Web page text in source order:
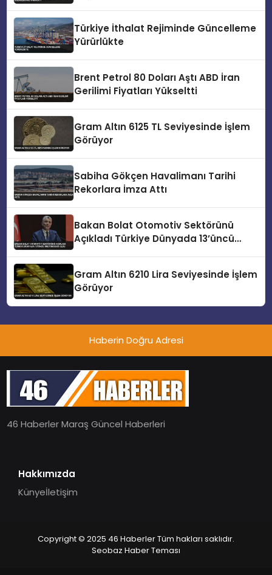
Türkiye İthalat Rejiminde Güncelleme
Yürürlükte
Brent Petrol 80 Doları Aştı ABD İran
Gerilimi Fiyatları Yükseltti
Gram Altın 6125 TL Seviyesinde İşlem
Görüyor
Sabiha Gökçen Havalimanı Tarihi
Rekorlara İmza Attı
Bakan Bolat Otomotiv Sektörünü
Açıkladı Türkiye Dünyada 13’üncü
Gram Altın 6210 Lira Seviyesinde İşlem
Görüyor
Haberin Doğru Adresi
46 Haberler Maraş Güncel Haberleri
Hakkımızda
Künyeİletişim
Copyright © 2025 46 Haberler Tüm hakları saklıdır.
Seobaz Haber Teması